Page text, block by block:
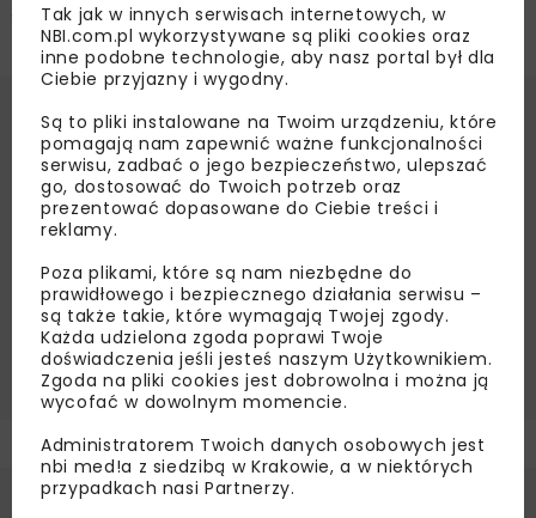
a wykonanej z rur o średnicy 500 mm.
Źródło: Miejskie Przedsiębiorstwo Wodociągów
i Kanalizacji Sp. z o.o. w Rzeszowie,
www.mpwik.rzeszow.pl
INŻYNIERIA BEZWYKOPOWA
MODERNIZACJA SIECI KANALIZACYJNEJ
MPWIK RZESZÓW
PIPE CONTROL
TECHNOLOGIE BEZWYKOPOWE
WODOCIĄGI RZESZÓW
Tak jak w innych serwisach internetowych, w
NBI.com.pl wykorzystywane są pliki cookies oraz
inne podobne technologie, aby nasz portal był dla
Ciebie przyjazny i wygodny.
Są to pliki instalowane na Twoim urządzeniu, które
pomagają nam zapewnić ważne funkcjonalności
serwisu, zadbać o jego bezpieczeństwo, ulepszać
go, dostosować do Twoich potrzeb oraz
prezentować dopasowane do Ciebie treści i
reklamy.
Poza plikami, które są nam niezbędne do
prawidłowego i bezpiecznego działania serwisu –
są także takie, które wymagają Twojej zgody.
Każda udzielona zgoda poprawi Twoje
doświadczenia jeśli jesteś naszym Użytkownikiem.
Zgoda na pliki cookies jest dobrowolna i można ją
wycofać w dowolnym momencie.
Administratorem Twoich danych osobowych jest
nbi med!a z siedzibą w Krakowie, a w niektórych
przypadkach nasi Partnerzy.